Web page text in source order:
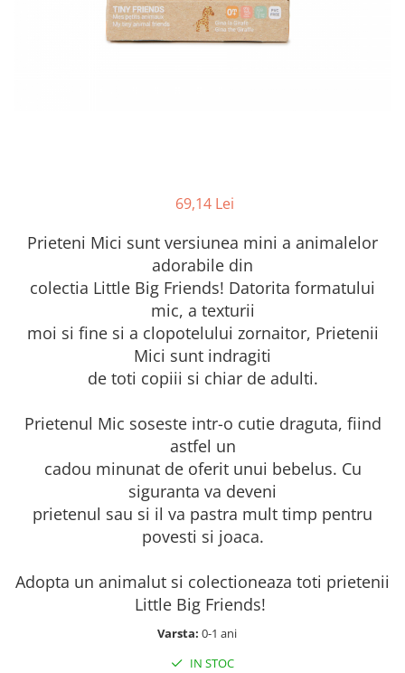
69,14 Lei
Prieteni Mici sunt versiunea mini a animalelor
adorabile din
colectia Little Big Friends! Datorita formatului
mic, a texturii
moi si fine si a clopotelului zornaitor, Prietenii
Mici sunt indragiti
de toti copiii si chiar de adulti.
Prietenul Mic soseste intr-o cutie draguta, fiind
astfel un
cadou minunat de oferit unui bebelus. Cu
siguranta va deveni
prietenul sau si il va pastra mult timp pentru
povesti si joaca.
Adopta un animalut si colectioneaza toti prietenii
Little Big Friends!
Varsta: 0-1 ani
IN STOC